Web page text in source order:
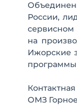
России,
на
Ижорские
программы
ОМЗ